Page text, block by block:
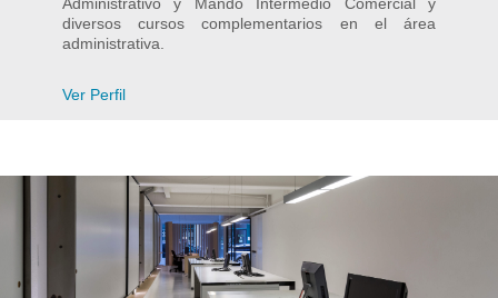
diversos cursos complementarios en el área
administrativa.
Ver Perfil